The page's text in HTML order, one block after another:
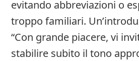
evitando abbreviazioni o
troppo familiari.
“Con grande piacere, vi
stabilire subito il tono